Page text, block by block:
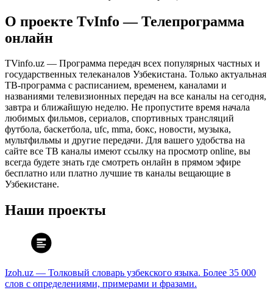
О проекте TvInfo — Телепрограмма
онлайн
TVinfo.uz — Программа передач всех популярных частных и
государственных телеканалов Узбекистана. Только актуальная
ТВ-программа с расписанием, временем, каналами и
названиями телевизионных передач на все каналы на сегодня,
завтра и ближайшую неделю. Не пропустите время начала
любимых фильмов, сериалов, спортивных трансляций
футбола, баскетбола, ufc, mma, бокс, новости, музыка,
мультфильмы и другие передачи. Для вашего удобства на
сайте все ТВ каналы имеют ссылку на просмотр online, вы
всегда будете знать где смотреть онлайн в прямом эфире
бесплатно или платно лучшие тв каналы вещающие в
Узбекистане.
Наши проекты
Izoh.uz — Толковый словарь узбекского языка. Более 35 000
слов с определениями, примерами и фразами.